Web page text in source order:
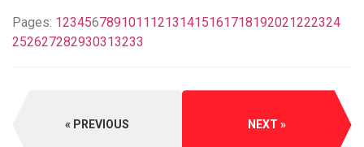
Pages: 1234567891011 12131415161718192021222324
252627282930313233
PREVIOUS NEXT